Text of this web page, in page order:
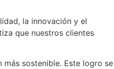
la innovación y el
que nuestros clientes
sostenible. Este logro se